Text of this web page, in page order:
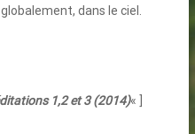
dans le ciel.
1,2 et 3 (2014)« ]